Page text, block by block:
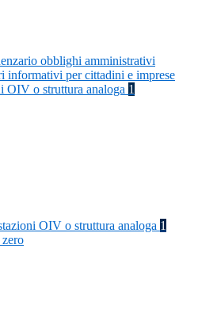
obblighi amministrativi
informativi per cittadini e imprese
OIV o struttura analoga 1
OIV o struttura analoga 1